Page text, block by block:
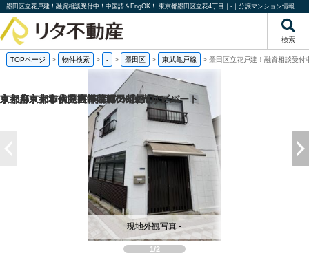
墨田区立花戸建！融資相談受付中！中国語＆EngOK！ 東京都墨田区立花4丁目｜-｜分譲マンション情報｜株式会社リタ不動産
検索
TOPページ > 物件検索 > - > 墨田区 > 東武亀戸線 > 墨田区立花戸建！融資相談受付
1/2
現地外観写真 -
京都府京都市南区吉祥院西ノ茶屋町の
京都府京都市伏見区帯屋町の1棟売りビル
京都府京都市伏見区深草堀田町の
東京都東大和市中央2丁目の一棟売りアパート